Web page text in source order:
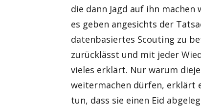
die dann Jagd auf ihn
es geben angesichts der
datenbasiertes Scouting zu
zurücklässt und mit jeder
vieles erklärt. Nur warum
weitermachen dürfen, erklärt
tun, dass sie einen Eid